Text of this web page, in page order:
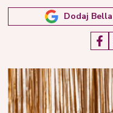
Dodaj